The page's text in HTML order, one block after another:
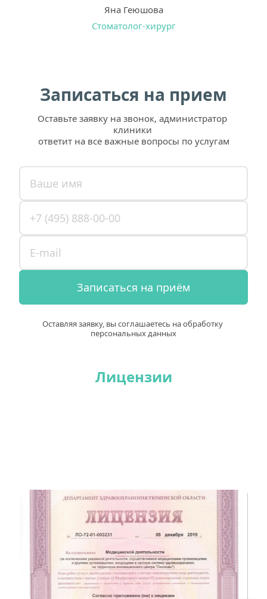
Яна Геюшова
Стоматолог-хирург
Записаться на прием
Оставьте заявку на звонок, администратор
клиники
ответит на все важные вопросы по услугам
Записаться на приём
Оставляя заявку, вы соглашаетесь на обработку
персональных данных
Лицензии